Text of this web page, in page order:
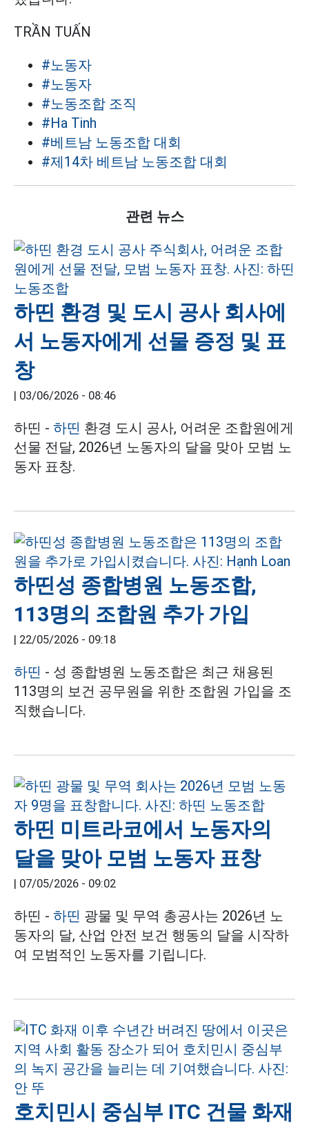
TRẦN TUẤN
#노동자
#노동자
#노동조합 조직
#Ha Tinh
#베트남 노동조합 대회
#제14차 베트남 노동조합 대회
관련 뉴스
하띤 환경 및 도시 공사 회사에
서 노동자에게 선물 증정 및 표
창
| 03/06/2026 - 08:46
하띤 - 하띤 환경 도시 공사, 어려운 조합원에게
선물 전달, 2026년 노동자의 달을 맞아 모범 노
동자 표창.
하띤성 종합병원 노동조합,
113명의 조합원 추가 가입
| 22/05/2026 - 09:18
하띤 - 성 종합병원 노동조합은 최근 채용된
113명의 보건 공무원을 위한 조합원 가입을 조
직했습니다.
하띤 미트라코에서 노동자의
달을 맞아 모범 노동자 표창
| 07/05/2026 - 09:02
하띤 - 하띤 광물 및 무역 총공사는 2026년 노
동자의 달, 산업 안전 보건 행동의 달을 시작하
여 모범적인 노동자를 기립니다.
호치민시 중심부 ITC 건물 화재